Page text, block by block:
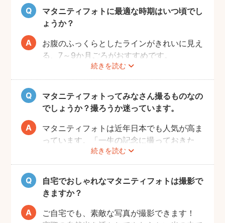
マタニティフォトに最適な時期はいつ頃でし
ょうか？
続きを読む
お腹のふっくらとしたラインがきれいに見え
る、7～9か月ごろがおすすめです。
赤ちゃんが出産予定日よりも早く誕生するこ
ともありますので、臨月までの撮影をご検討
いただければと思います。
マタニティフォトってみなさん撮るものなの
でしょうか？撮ろうか迷っています。
続きを読む
マタニティフォトは近年日本でも人気が高ま
っています。「一生の記念に撮っておきた
い」と考える方が増えているようです。
また、マタニティフォトを撮るべきか迷って
いらっしゃる方の多くに、「衣装がはずかし
い」「素肌を見られたくない」と考える方も
多いようです。
fotowaではご自宅への出張も可能ですの
自宅でおしゃれなマタニティフォトは撮影で
きますか？
ご自宅でも、素敵な写真が撮影できます！